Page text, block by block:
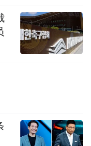
丽辞章，更是一
”的孜孜追求。
is a social media
storage